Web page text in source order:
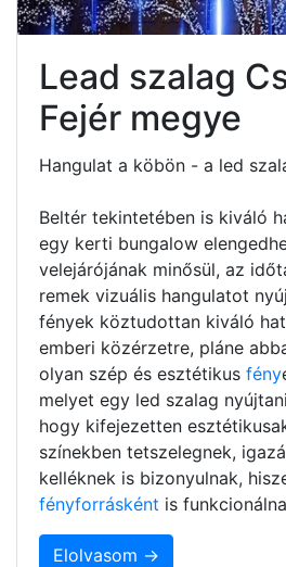
Lead szalag
Fejér megye
Hangulat a köbön - a led
Beltér tekintetében is kiváló
egy kerti bungalow
velejárójának minősül, az
remek vizuális hangulatot
fények köztudottan kiváló
emberi közérzetre, pláne
olyan szép és esztétikus fény
melyet egy led szalag
hogy kifejezetten
színekben tetszelegnek,
kelléknek is bizonyulnak,
fényforrásként is
Elolvasom →